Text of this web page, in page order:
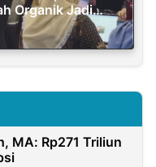
Organik Jadi
MA: Rp271 Triliun